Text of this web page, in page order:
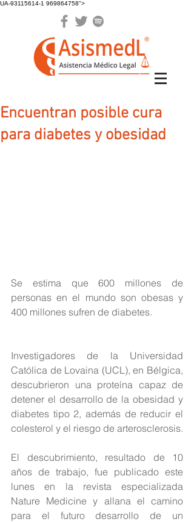
UA-93115614-1 969864758">
Encuentran posible cura
para diabetes y obesidad
Se estima que 600 millones de
personas en el mundo son obesas y
400 millones sufren de diabetes.
Investigadores de la Universidad
Católica de Lovaina (UCL), en Bélgica,
descubrieron una proteína capaz de
detener el desarrollo de la obesidad y
diabetes tipo 2, además de reducir el
colesterol y el riesgo de arterosclerosis.
El descubrimiento, resultado de 10
años de trabajo, fue publicado este
lunes en la revista especializada
Nature Medicine y allana el camino
para el futuro desarrollo de un